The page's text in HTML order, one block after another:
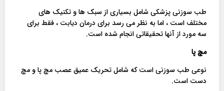
طب سوزنی پزشکی شامل بسیاری از سبک ها و تکنیک های
مختلف است ، اما به نظر می رسد برای درمان دیابت ، فقط برای
سه مورد از آنها تحقیقاتی انجام شده است.
مچ پا
نوعی طب سوزنی است که شامل تحریک عمیق عصب مچ پا و مچ
دست است.